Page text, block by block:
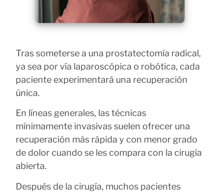
Tras someterse a una prostatectomía radical,
ya sea por vía laparoscópica o robótica, cada
paciente experimentará una recuperación
única.
En líneas generales, las técnicas
mínimamente invasivas suelen ofrecer una
recuperación más rápida y con menor grado
de dolor cuando se les compara con la cirugía
abierta.
Después de la cirugía, muchos pacientes